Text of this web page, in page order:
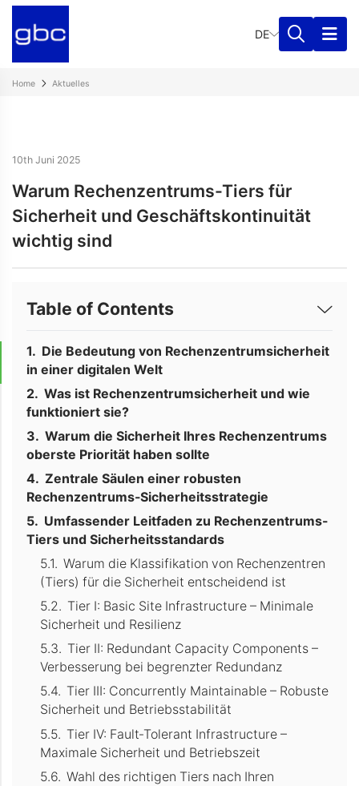
DE
Home Aktuelles
10th Juni 2025
Warum Rechenzentrums-Tiers für
Sicherheit und Geschäftskontinuität
wichtig sind
Table of Contents
Die Bedeutung von Rechenzentrumsicherheit
in einer digitalen Welt
Was ist Rechenzentrumsicherheit und wie
funktioniert sie?
Warum die Sicherheit Ihres Rechenzentrums
oberste Priorität haben sollte
Zentrale Säulen einer robusten
Rechenzentrums-Sicherheitsstrategie
Umfassender Leitfaden zu Rechenzentrums-
Tiers und Sicherheitsstandards
Warum die Klassifikation von Rechenzentren
(Tiers) für die Sicherheit entscheidend ist
Tier I: Basic Site Infrastructure – Minimale
Sicherheit und Resilienz
Tier II: Redundant Capacity Components –
Verbesserung bei begrenzter Redundanz
Tier III: Concurrently Maintainable – Robuste
Sicherheit und Betriebsstabilität
Tier IV: Fault‑Tolerant Infrastructure –
Maximale Sicherheit und Betriebszeit
Wahl des richtigen Tiers nach Ihren